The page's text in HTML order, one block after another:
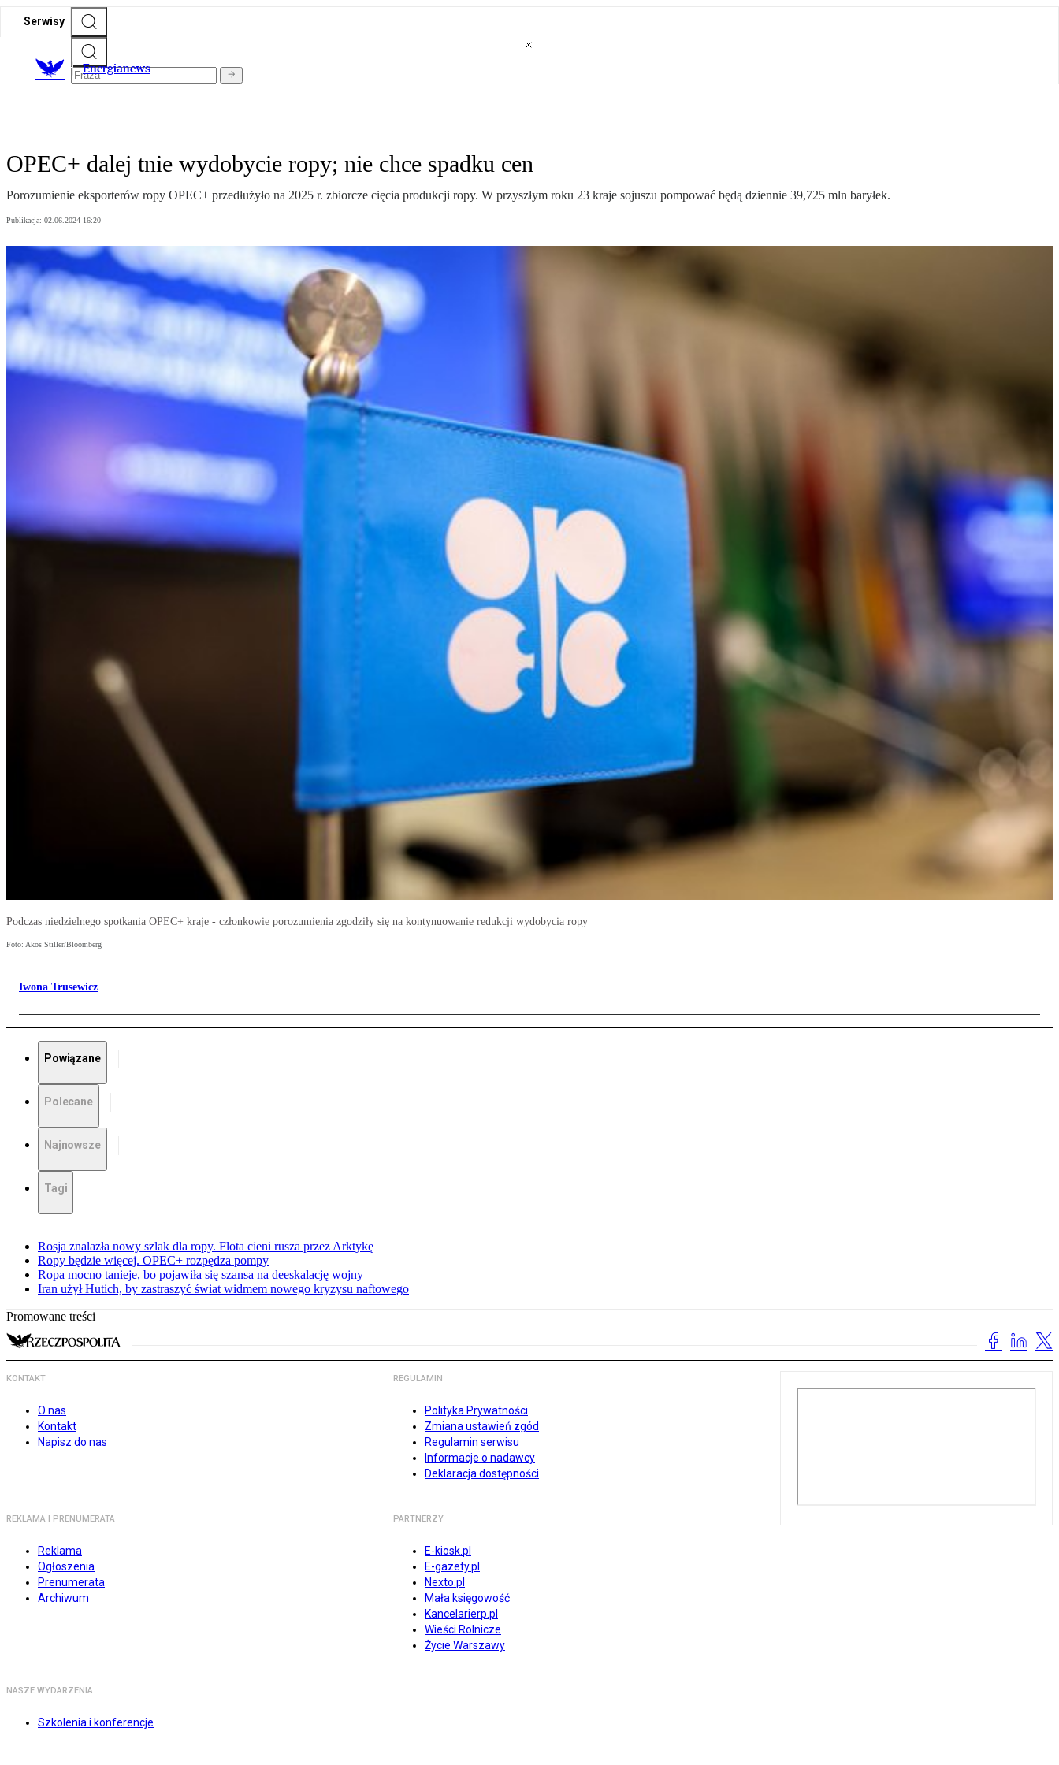
Serwisy
Energianews
OPEC+ dalej tnie wydobycie ropy; nie chce spadku cen
Porozumienie eksporterów ropy OPEC+ przedłużyło na 2025 r. zbiorcze cięcia produkcji ropy. W przyszłym roku 23 kraje sojuszu pompować będą dziennie 39,725 mln baryłek.
Publikacja: 02.06.2024 16:20
Podczas niedzielnego spotkania OPEC+ kraje - członkowie porozumienia zgodziły się na kontynuowanie redukcji wydobycia ropy
Foto: Akos Stiller/Bloomberg
Iwona Trusewicz
Powiązane
Polecane
Najnowsze
Tagi
Rosja znalazła nowy szlak dla ropy. Flota cieni rusza przez Arktykę
Ropy będzie więcej. OPEC+ rozpędza pompy
Ropa mocno tanieje, bo pojawiła się szansa na deeskalację wojny
Iran użył Hutich, by zastraszyć świat widmem nowego kryzysu naftowego
Promowane treści
KONTAKT
O nas
Kontakt
Napisz do nas
REGULAMIN
Polityka Prywatności
Zmiana ustawień zgód
Regulamin serwisu
Informacje o nadawcy
Deklaracja dostępności
REKLAMA I PRENUMERATA
Reklama
Ogłoszenia
Prenumerata
Archiwum
PARTNERZY
E-kiosk.pl
E-gazety.pl
Nexto.pl
Mała księgowość
Kancelarierp.pl
Wieści Rolnicze
Życie Warszawy
NASZE WYDARZENIA
Szkolenia i konferencje